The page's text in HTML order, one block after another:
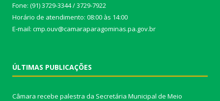
Fone: (91) 3729-3344 / 3729-7922
Horário de atendimento: 08:00 às 14:00
E-mail: cmp.ouv@camaraparagominas.pa.gov.br
ÚLTIMAS PUBLICAÇÕES
Câmara recebe palestra da Secretária Municipal de Meio